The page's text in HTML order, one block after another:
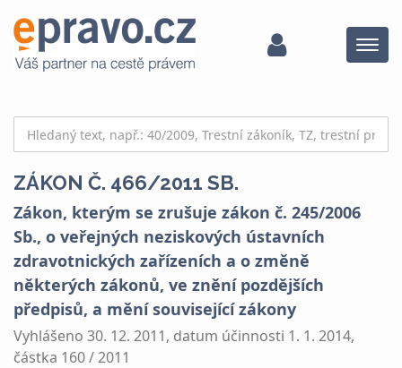
Menu
ZÁKON Č. 466/2011 SB.
Zákon, kterým se zrušuje zákon č. 245/2006
Sb., o veřejných neziskových ústavních
zdravotnických zařízeních a o změně
některých zákonů, ve znění pozdějších
předpisů, a mění související zákony
Vyhlášeno 30. 12. 2011, datum účinnosti 1. 1. 2014,
částka 160 / 2011